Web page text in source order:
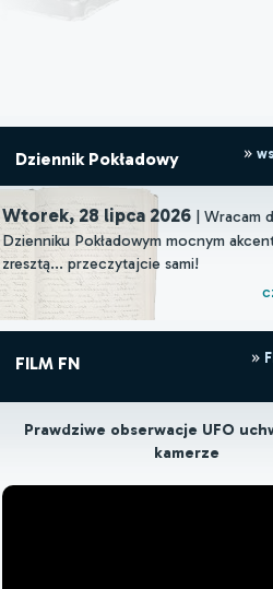
Dziennik Pokładowy
Wtorek, 28 lipca 2026| Wracam
Dzienniku Pokładowym mocnym
zresztą... przeczytajcie sami!
FILM FN
Prawdziwe obserwacje UFO
kamerze